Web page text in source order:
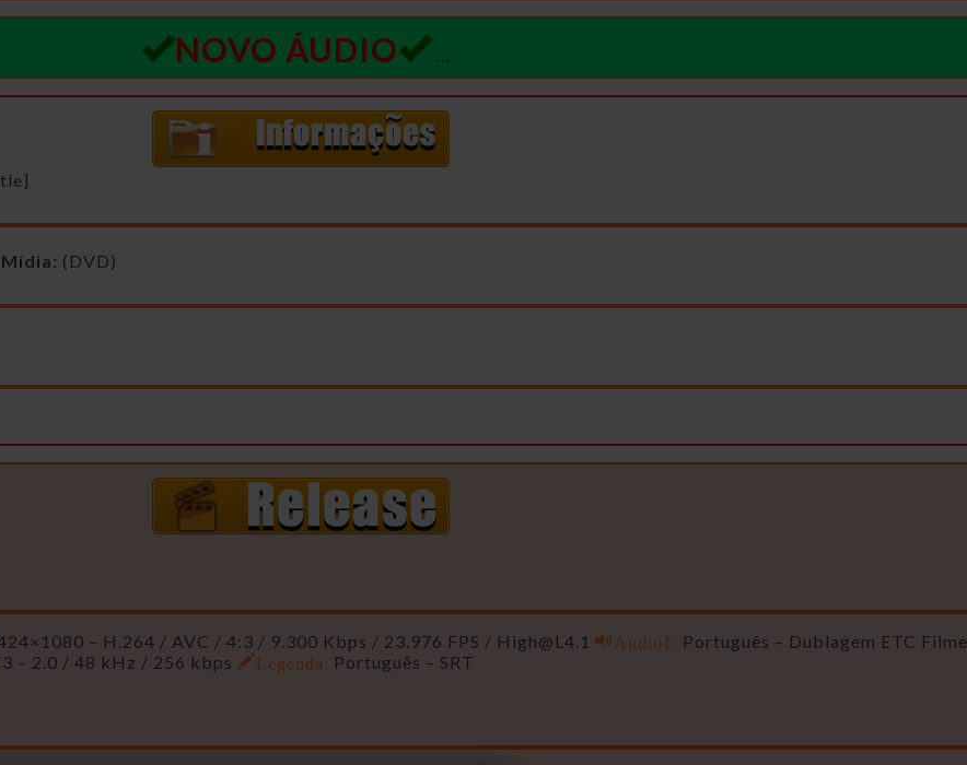
NOVO ÁUDIO …
Mídia: (DVD)
– H.264 / AVC / 4:3 / 9.300 Kbps / 23.976 FPS / High@L4.1 Audio1: Português – Dublagem ETC
– 2.0 / 48 kHz / 256 kbps Legenda: Português – SRT